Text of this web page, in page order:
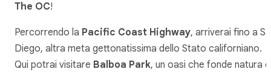
The OC!
Percorrendo la Pacific Coast Highway, arriverai fino a
Diego, altra meta gettonatissima dello Stato californiano.
Qui potrai visitare Balboa Park, un oasi che fonde natura e